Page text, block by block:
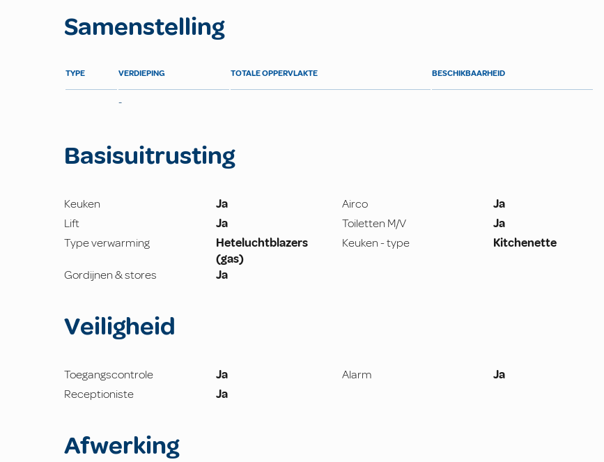
Samenstelling
TYPE VERDIEPING TOTALE OPPERVLAKTE BESCHIKBAARHEID
-
Basisuitrusting
Keuken Ja Airco
Ja
Lift
Ja Toiletten M/V
Ja
Type verwarming
Heteluchtblazers
(gas)
Keuken - type Kitchenette
Gordijnen & stores Ja
Veiligheid
Toegangscontrole Ja Alarm
Ja
Receptioniste
Ja
Afwerking